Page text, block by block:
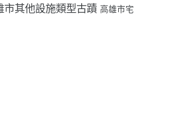
市其他設施類型古蹟 高雄市宅